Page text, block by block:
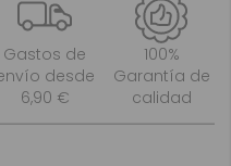
Gastos de
desde
6,90 €
100%
Garantía de
calidad